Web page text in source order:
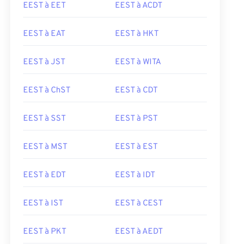
EEST à EET EEST à ACDT
EEST à EAT EEST à HKT
EEST à JST EEST à WITA
EEST à ChST EEST à CDT
EEST à SST EEST à PST
EEST à MST EEST à EST
EEST à EDT EEST à IDT
EEST à IST EEST à CEST
EEST à PKT EEST à AEDT